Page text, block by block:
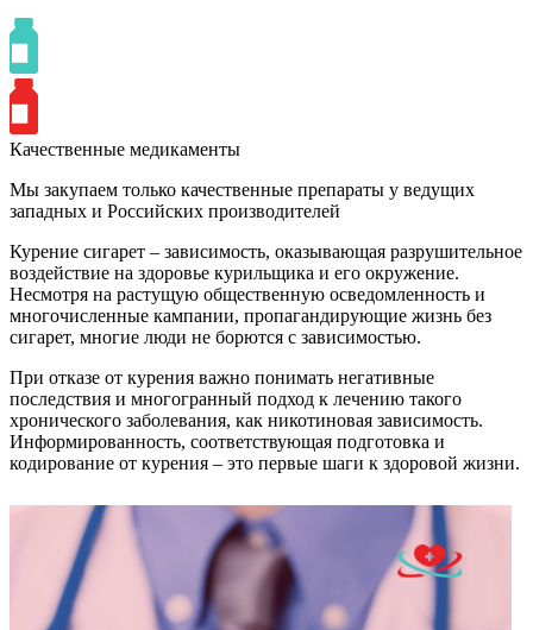
Качественные медикаменты
Мы закупаем только качественные препараты у ведущих
западных и Российских производителей
Курение сигарет – зависимость, оказывающая разрушительное
воздействие на здоровье курильщика и его окружение.
Несмотря на растущую общественную осведомленность и
многочисленные кампании, пропагандирующие жизнь без
сигарет, многие люди не борются с зависимостью.
При отказе от курения важно понимать негативные
последствия и многогранный подход к лечению такого
хронического заболевания, как никотиновая зависимость.
Информированность, соответствующая подготовка и
кодирование от курения – это первые шаги к здоровой жизни.